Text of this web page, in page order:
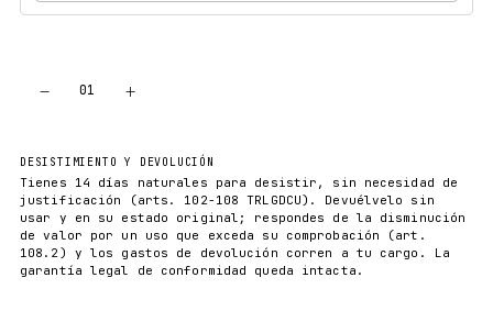
− 01 +
DESISTIMIENTO Y DEVOLUCIÓN
Tienes 14 días naturales para desistir, sin necesidad de
justificación (arts. 102-108 TRLGDCU). Devuélvelo sin
usar y en su estado original; respondes de la disminución
de valor por un uso que exceda su comprobación (art.
108.2) y los gastos de devolución corren a tu cargo. La
garantía legal de conformidad queda intacta.